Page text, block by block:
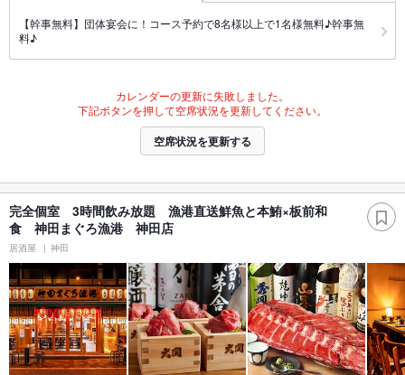
【幹事無料】団体宴会に！コース予約で8名様以上で1名様無料♪幹事無
料♪
カレンダーの更新に失敗しました。
下記ボタンを押して空席状況を更新してください。
空席状況を更新する
完全個室 3時間飲み放題 漁港直送鮮魚と本鮪×板前和
食 神田まぐろ漁港 神田店
居酒屋 神田